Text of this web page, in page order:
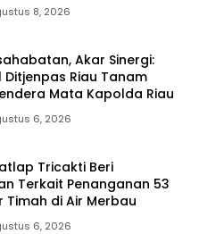
8, 2026
Akar Sinergi:
Ditjenpas Riau Tanam
Mata Kapolda Riau
6, 2026
Tricakti Beri
Terkait Penanganan 53
Timah di Air Merbau
6, 2026